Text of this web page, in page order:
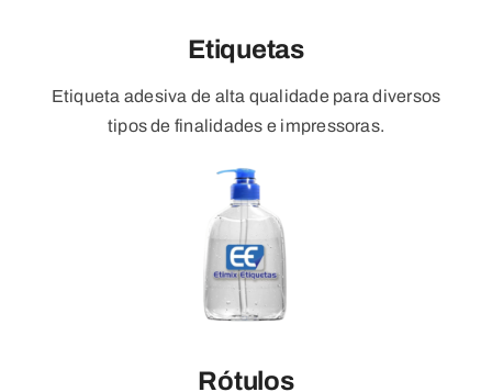
Etiquetas
Etiqueta adesiva de alta qualidade para diversos
tipos de finalidades e impressoras.
Rótulos